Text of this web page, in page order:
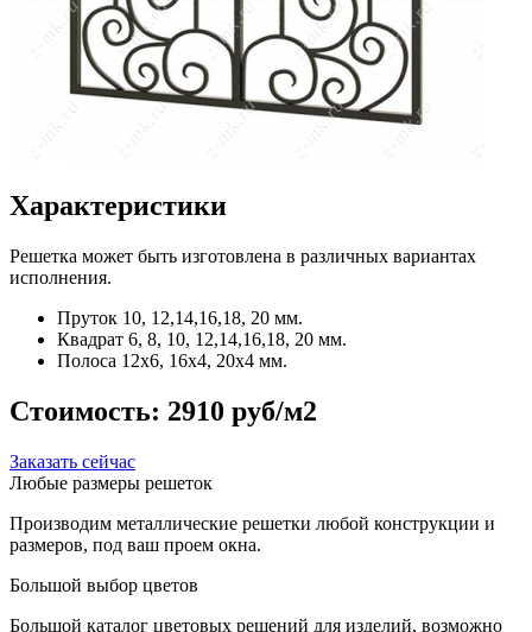
Характеристики
Решетка может быть изготовлена в различных вариантах
исполнения.
Пруток 10, 12,14,16,18, 20 мм.
Квадрат 6, 8, 10, 12,14,16,18, 20 мм.
Полоса 12x6, 16x4, 20x4 мм.
Стоимость: 2910 руб/м2
Заказать сейчас
Любые размеры решеток
Производим металлические решетки любой конструкции и
размеров, под ваш проем окна.
Большой выбор цветов
Большой каталог цветовых решений для изделий, возможно